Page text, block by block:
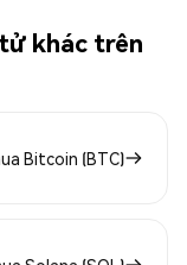
khác trên
Bitcoin (BTC)